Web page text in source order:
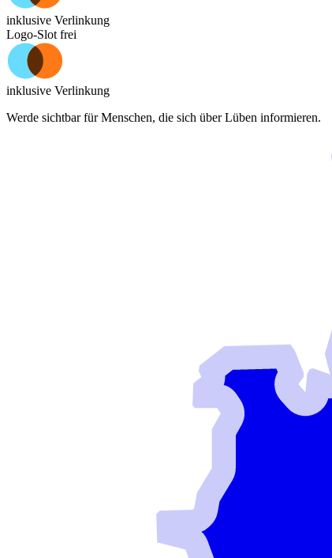
inklusive Verlinkung
Logo-Slot frei
inklusive Verlinkung
Werde sichtbar für Menschen, die sich überLüben informieren.